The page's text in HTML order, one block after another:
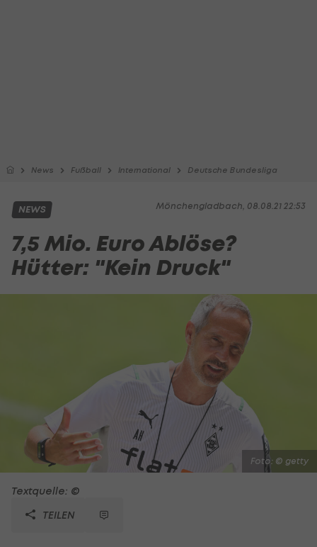
News Fußball International Deutsche Bundesliga
Mönchengladbach, 08.08.21 22:53
NEWS
7,5 Mio. Euro Ablöse?
Hütter: "Kein Druck"
Foto: © getty
Textquelle: ©
TEILEN